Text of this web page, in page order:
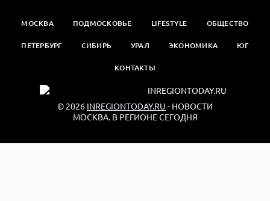
МОСКВА ПОДМОСКОВЬЕ LIFESTYLE ОБЩЕСТВО
ПЕТЕРБУРГ СИБИРЬ УРАЛ ЭКОНОМИКА ЮГ
КОНТАКТЫ
© 2026 INREGIONTODAY.RU - НОВОСТИ
МОСКВА. В РЕГИОНЕ СЕГОДНЯ